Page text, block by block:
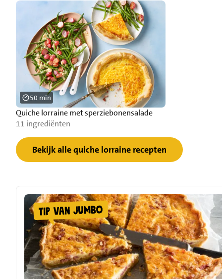
Quiche lorraine met sperziebonensalade
11 ingrediënten
50 min
Bekijk alle quiche lorraine recepten